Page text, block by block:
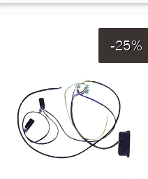
-25%